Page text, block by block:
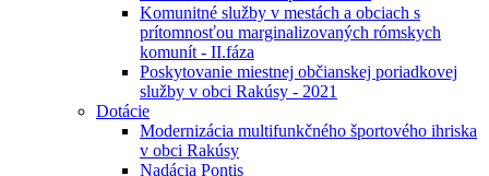
Komunitné služby v mestách a obciach s
prítomnosťou marginalizovaných rómskych
komunít - II.fáza
Poskytovanie miestnej občianskej poriadkovej
služby v obci Rakúsy - 2021
Dotácie
Modernizácia multifunkčného športového ihriska
v obci Rakúsy
Nadácia Pontis